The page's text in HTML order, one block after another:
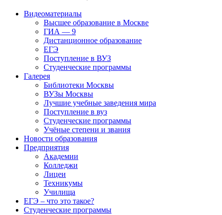
Видеоматериалы
Высшее образование в Москве
ГИА — 9
Дистанционное образование
ЕГЭ
Поступление в ВУЗ
Студенческие программы
Галерея
Библиотеки Москвы
ВУЗы Москвы
Лучшие учебные заведения мира
Поступление в вуз
Студенческие программы
Учёные степени и звания
Новости образования
Предприятия
Академии
Колледжи
Лицеи
Техникумы
Училища
ЕГЭ – что это такое?
Студенческие программы